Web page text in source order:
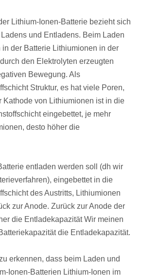
Lithium-Ionen-Batterie bezieht sich
und Entladens. Beim Laden
der Batterie Lithiumionen in der
den Elektrolyten erzeugten
Bewegung. Als
Struktur, es hat viele Poren,
Kathode von Lithiumionen ist in die
eingebettet, je mehr
desto höher die
entladen werden soll (dh wir
eingebettet in die
des Austritts, Lithiumionen
zur Anode. Zurück zur Anode der
die Entladekapazität Wir meinen
die Entladekapazität.
erkennen, dass beim Laden und
Ionen-Batterien Lithium-Ionen im